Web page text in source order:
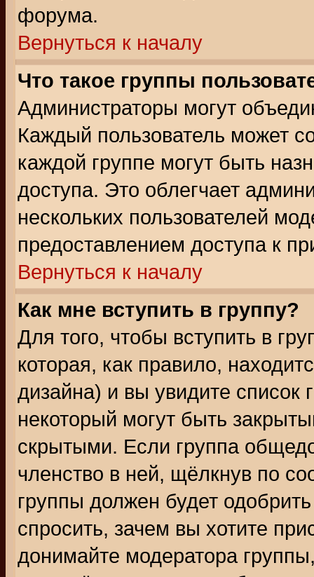
форума.
Вернуться к началу
Что такое группы
Администраторы могут
Каждый пользователь может
каждой группе могут быть
доступа. Это облегчает
нескольких пользователей
предоставлением доступа к
Вернуться к началу
Как мне вступить в группу?
Для того, чтобы вступить в
которая, как правило,
дизайна) и вы увидите список
некоторый могут быть
скрытыми. Если группа
членство в ней, щёлкнув по
группы должен будет
спросить, зачем вы хотите
донимайте модератора